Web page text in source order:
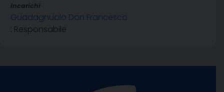
Incarichi
Guadagnuolo Don Francesco
: Responsabile